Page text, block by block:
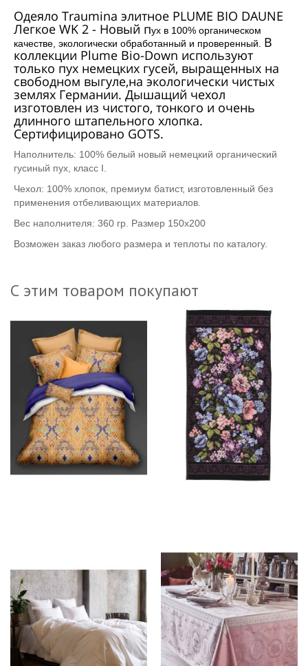
Одеяло Traumina элитное PLUME BIO DAUNE
Легкое WK 2 - Новый пух в 100% органическом
качестве, экологически обработанный и проверенный. В
коллекции Plume Bio-Down используют
только пух немецких гусей, выращенных на
свободном выгуле,на экологически чистых
землях Германии. Дышащий чехол
изготовлен из чистого, тонкого и очень
длинного штапельного хлопка.
Сертифицировано GOTS.
Наполнитель: 100% белый новый немецкий органический
гусиный пух, класс I.
Чехол: 100% хлопок, премиум батист, изготовленный без
применения отбеливающих материалов.
Вес наполнителя: 360 гр. Размер 150х200
Возможен заказ любого размера и теплоты по каталогу.
С этим товаром покупают